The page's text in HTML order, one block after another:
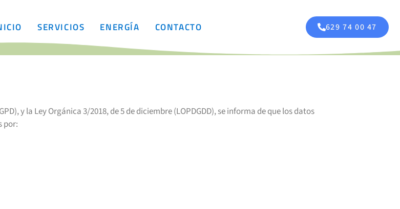
SERVICIOS ENERGÍA CONTACTO 629 74 00 47
y la Ley Orgánica 3/2018, de 5 de diciembre (LOPDGDD), se informa de que los datos
por: